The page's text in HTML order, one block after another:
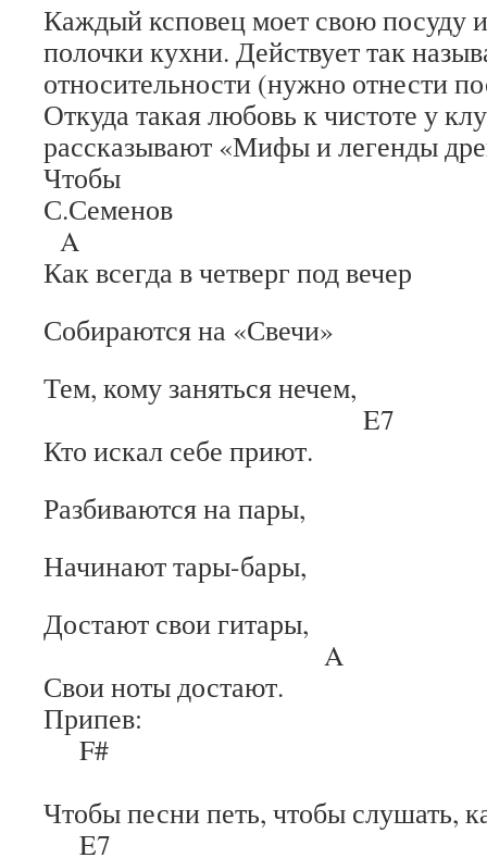
Каждый ксповец моет свою посуду и
полочки кухни. Действует так
относительности (нужно отнести
Откуда такая любовь к чистоте у
рассказывают «Мифы и легенды
Чтобы
С.Семенов
A
Как всегда в четверг под вечер
Собираются на «Свечи»
Тем, кому заняться нечем,
E7
Кто искал себе приют.
Разбиваются на пары,
Начинают тары-бары,
Достают свои гитары,
A
Свои ноты достают.
Припев:
F#
Чтобы песни петь, чтобы слушать,
E7